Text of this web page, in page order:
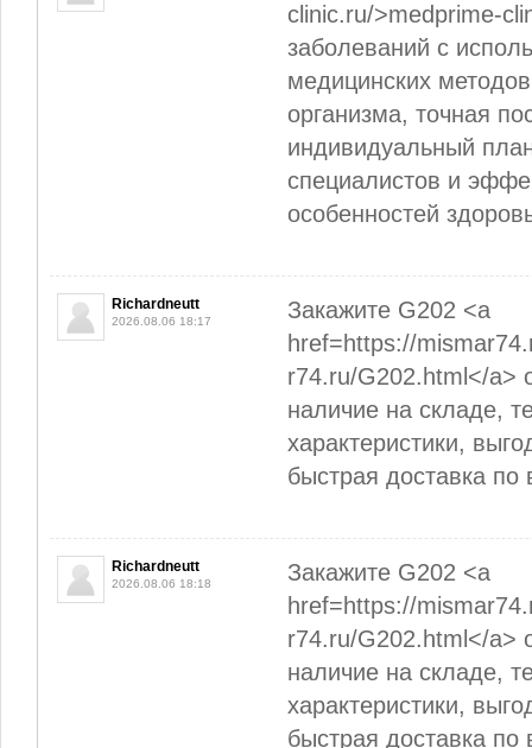
clinic.ru/>medprime-
заболеваний с
медицинских
организма, точная
индивидуальный
специалистов и
особенностей
Richardneutt
2026.08.06 18:17
Закажите G202 <a
href=https://
r74.ru/G202.html</a>
наличие на складе,
характеристики,
быстрая доставка по
Richardneutt
2026.08.06 18:18
Закажите G202 <a
href=https://
r74.ru/G202.html</a>
наличие на складе,
характеристики,
быстрая доставка по